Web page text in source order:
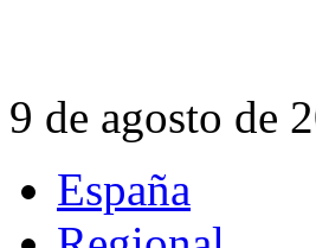
9 de agosto de
España